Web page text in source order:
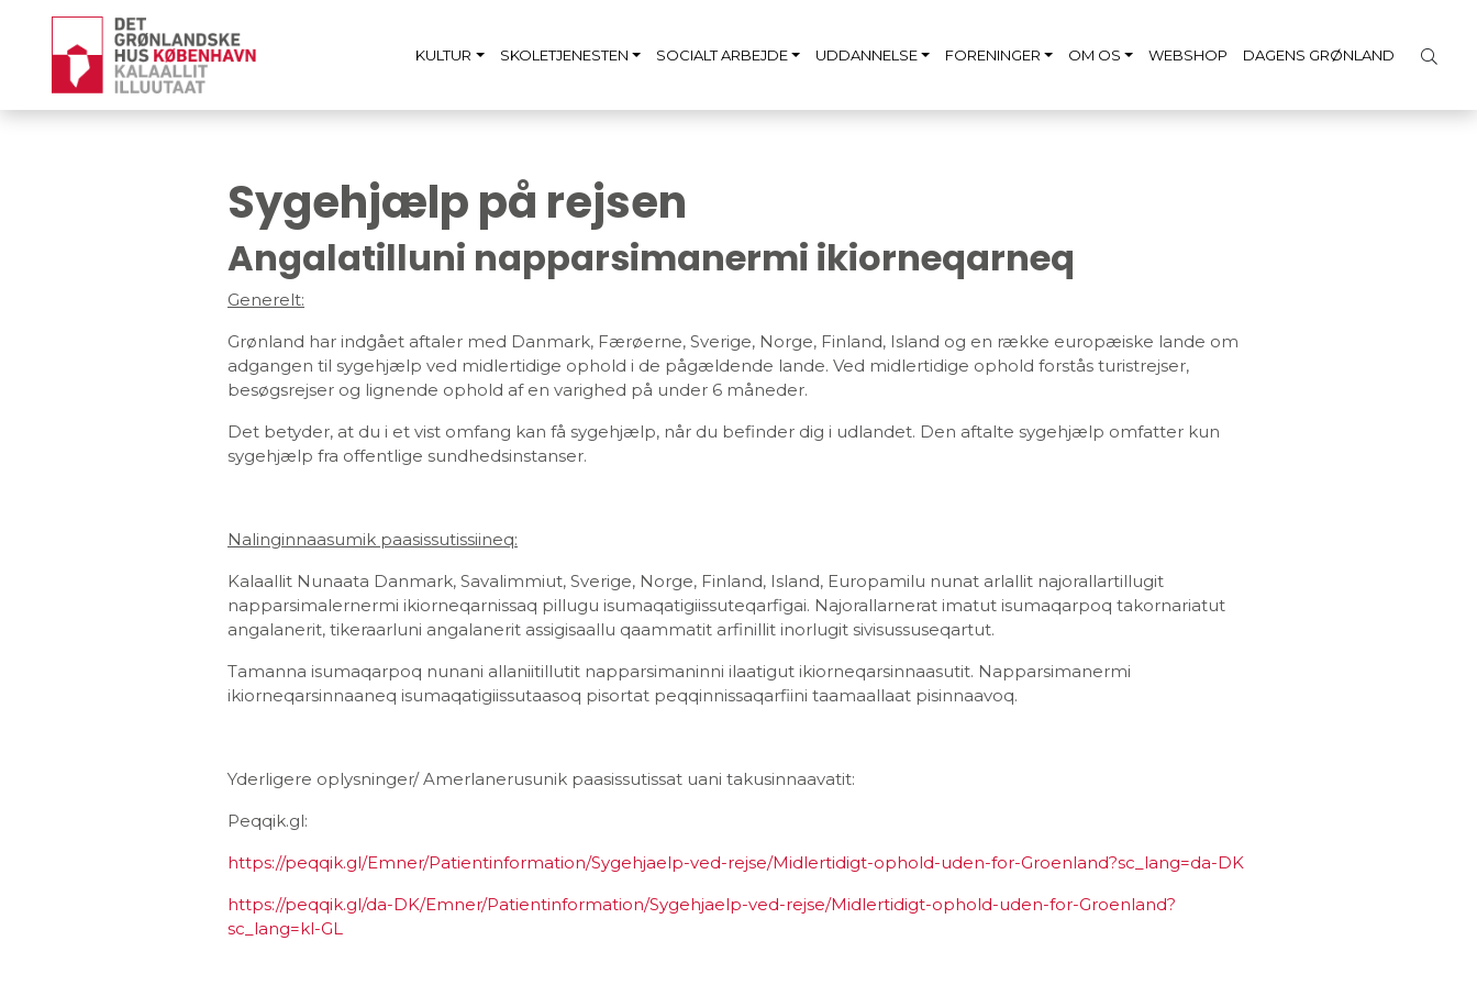
KULTUR SKOLETJENESTEN SOCIALT ARBEJDE UDDANNELSE FORENINGER OM OS WEBSHOP DAGENS GRØNLAND
Sygehjælp på rejsen
Angalatilluni napparsimanermi ikiorneqarneq
Generelt:
Grønland har indgået aftaler med Danmark, Færøerne, Sverige, Norge, Finland, Island og en række europæiske lande om
adgangen til sygehjælp ved midlertidige ophold i de pågældende lande. Ved midlertidige ophold forstås turistrejser,
besøgsrejser og lignende ophold af en varighed på under 6 måneder.
Det betyder, at du i et vist omfang kan få sygehjælp, når du befinder dig i udlandet. Den aftalte sygehjælp omfatter kun
sygehjælp fra offentlige sundhedsinstanser.
Nalinginnaasumik paasissutissiineq:
Kalaallit Nunaata Danmark, Savalimmiut, Sverige, Norge, Finland, Island, Europamilu nunat arlallit najorallartillugit
napparsimalernermi ikiorneqarnissaq pillugu isumaqatigiissuteqarfigai. Najorallarnerat imatut isumaqarpoq takornariatut
angalanerit, tikeraarluni angalanerit assigisaallu qaammatit arfinillit inorlugit sivisussuseqartut.
Tamanna isumaqarpoq nunani allaniitillutit napparsimaninni ilaatigut ikiorneqarsinnaasutit. Napparsimanermi
ikiorneqarsinnaaneq isumaqatigiissutaasoq pisortat peqqinnissaqarfiini taamaallaat pisinnaavoq.
Yderligere oplysninger/ Amerlanerusunik paasissutissat uani takusinnaavatit:
Peqqik.gl:
https://peqqik.gl/Emner/Patientinformation/Sygehjaelp-ved-rejse/Midlertidigt-ophold-uden-for-Groenland?sc_lang=da-DK
https://peqqik.gl/da-DK/Emner/Patientinformation/Sygehjaelp-ved-rejse/Midlertidigt-ophold-uden-for-Groenland?
sc_lang=kl-GL